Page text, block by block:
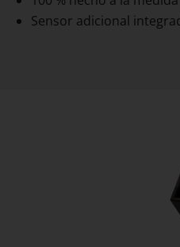
Sensor adicional